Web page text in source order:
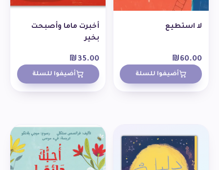
لا استطيع
₪60.00
أضيفوا للسلة
أخبرت ماما وأصبحت
بخير
₪35.00
أضيفوا للسلة